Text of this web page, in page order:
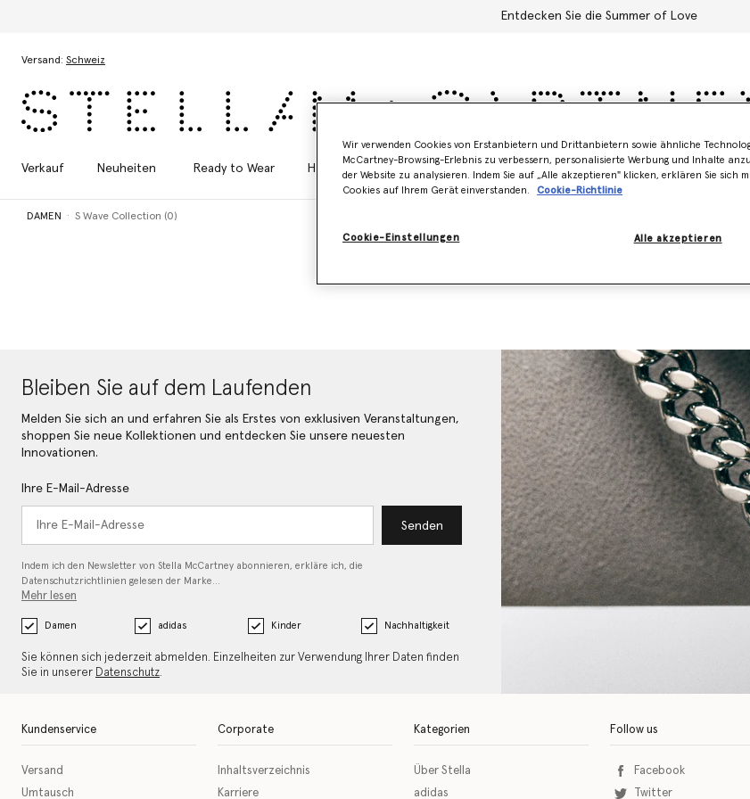
Entdecken Sie die Summer of Love
Versand: Schweiz
Verkauf Neuheiten Ready to Wear Handtaschen Schuhe Adidas Kinder Stella's
DAMEN S Wave Collection (0)
Bleiben Sie auf dem Laufenden
Melden Sie sich an und erfahren Sie als Erstes von exklusiven Veranstaltungen,
shoppen Sie neue Kollektionen und entdecken Sie unsere neuesten
Innovationen.
Ihre E-Mail-Adresse
Senden
Indem ich den Newsletter von Stella McCartney abonnieren, erkläre ich, die
Datenschutzrichtlinien gelesen der Marke…
Mehr lesen
Damen adidas Kinder Nachhaltigkeit
Sie können sich jederzeit abmelden. Einzelheiten zur Verwendung Ihrer Daten finden
Sie in unserer Datenschutz.
Kundenservice
Versand
Umtausch
Corporate
Inhaltsverzeichnis
Karriere
Kategorien
Über Stella
adidas
Follow us
Facebook
Twitter
Wir verwenden Cookies von Erstanbietern und Drittanbietern sowie ähnliche
McCartney-Browsing-Erlebnis zu verbessern, personalisierte Werbung und Inhalte
der Website zu analysieren. Indem Sie auf „Alle akzeptieren" klicken, erklären Sie sich
Cookies auf Ihrem Gerät einverstanden.
Cookie-Richtlinie
Cookie-Einstellungen Alle akzeptieren